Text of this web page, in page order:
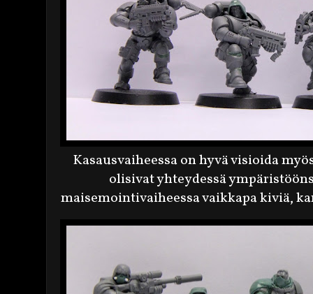
Kasausvaiheessa on hyvä visioida
olisivat yhteydessä
maisemointivaiheessa vaikkapa kiviä,